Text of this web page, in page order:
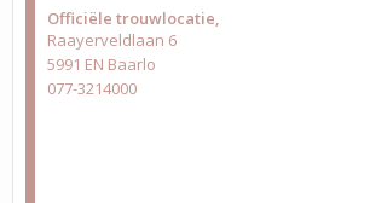
Officiële trouwlocatie
Raayerveldlaan 6
5991 EN Baarlo
077-3214000